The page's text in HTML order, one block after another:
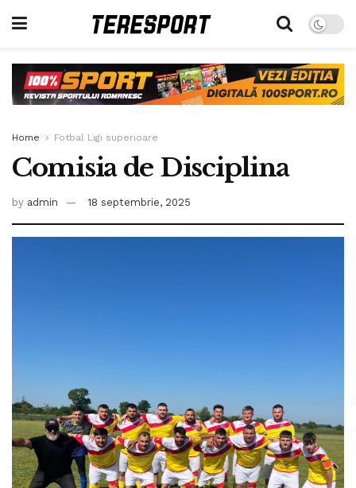
Home Fotbal Ligi superioare
Comisia de Disciplina
by admin 18 septembrie, 2025